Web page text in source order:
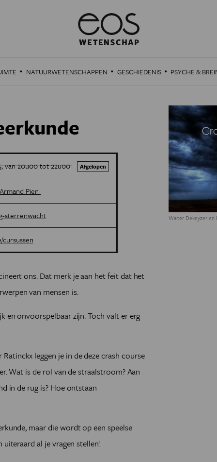
· NATUURWETENSCHAPPEN · GESCHIEDENIS · PSYCHE &
van 20u00 tot 22u00 Afgelopen
Pien
sterrenwacht
ons. Dat merk je aan het feit dat het
van mensen is.
en onvoorspelbaar zijn. Toch valt er erg
leggen je in de deze crash course
Wat is de rol van de straalstroom? Aan
in de rug is? Hoe ontstaan
maar die wordt op een speelse
al je vragen stellen!
Walter Dekeyzer en